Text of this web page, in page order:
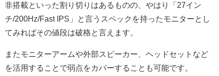
非搭載といった割り切りはあるものの、やはり「27イン
チ/200Hz/Fast IPS」と言うスペックを持ったモニターとし
てみればその値段は破格と言えます。
またモニターアームや外部スピーカー、ヘッドセットなど
を活用することで弱点をカバーすることも可能です。